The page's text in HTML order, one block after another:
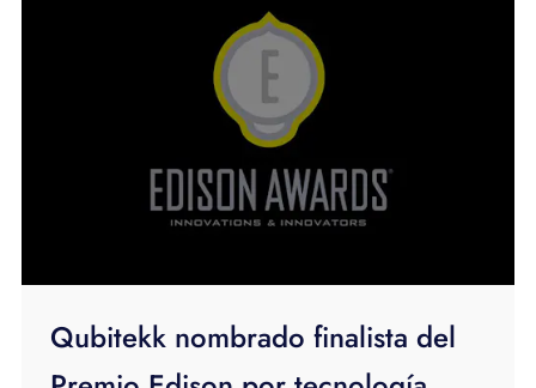
Qubitekk nombrado finalista del